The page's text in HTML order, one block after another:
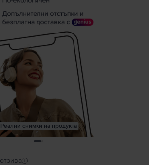
Реални снимки на продукта
отзива